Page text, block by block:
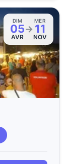
DIM
05
AVR
→
MER
11
NOV